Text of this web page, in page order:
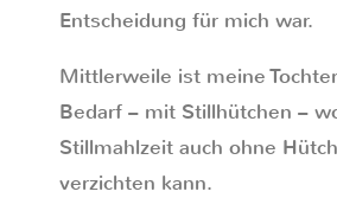
Entscheidung für mich war.
Mittlerweile ist meine
Bedarf – mit Stillhütchen –
Stillmahlzeit auch ohne
verzichten kann.